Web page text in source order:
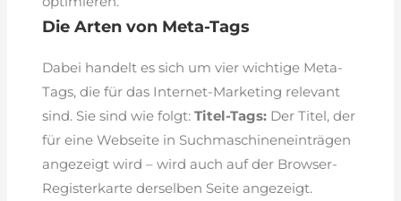
Die Arten von Meta-Tags
Dabei handelt es sich um vier wichtige Meta-
Tags, die für das Internet-Marketing relevant
sind. Sie sind wie folgt:Titel-Tags: Der Titel, der
für eine Webseite in Suchmaschineneinträgen
angezeigt wird – wird auch auf der Browser-
Registerkarte derselben Seite angezeigt.